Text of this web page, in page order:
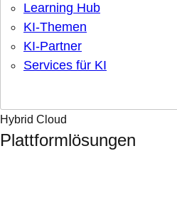
Learning Hub
KI-Themen
KI-Partner
Services für KI
Hybrid Cloud
Plattformlösungen